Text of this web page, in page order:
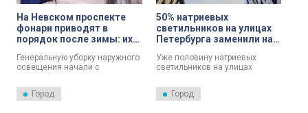
На Невском проспекте
фонари приводят в
порядок после зимы: их
Генеральную уборку наружного
освещения начали с
Город
50% натриевых
светильников на улицах
Петербурга заменили на
Уже половину натриевых
светильников на улицах
на более современные и
экономичные светодиодные.
Город